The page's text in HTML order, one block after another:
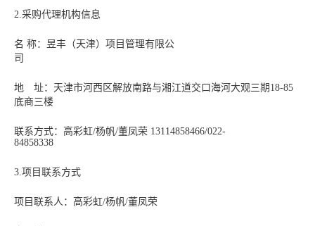
2.采购代理机构信息
名 称：昱丰（天津）项目管理有限公
司
地 址：天津市河西区解放南路与湘江道交口海河大观三期18-85
底商三楼
联系方式：高彩虹/杨帆/董凤荣 13114858466/022-
84858338
3.项目联系方式
项目联系人：高彩虹/杨帆/董凤荣